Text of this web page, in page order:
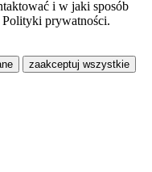
i w jaki sposób
Polityki prywatności.
zaakceptuj wszystkie